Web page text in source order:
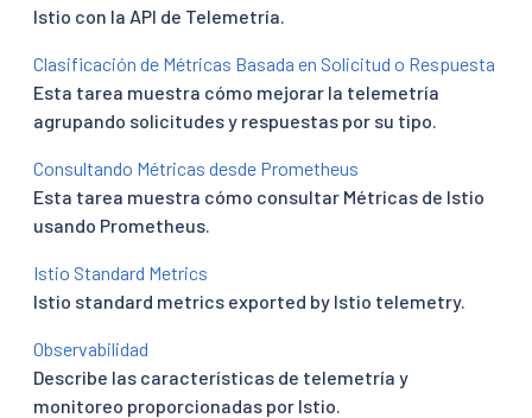
Istio con la API de Telemetría.
Clasificación de Métricas Basada en Solicitud o Respuesta
Esta tarea muestra cómo mejorar la telemetría
agrupando solicitudes y respuestas por su tipo.
Consultando Métricas desde Prometheus
Esta tarea muestra cómo consultar Métricas de Istio
usando Prometheus.
Istio Standard Metrics
Istio standard metrics exported by Istio telemetry.
Observabilidad
Describe las características de telemetría y
monitoreo proporcionadas por Istio.